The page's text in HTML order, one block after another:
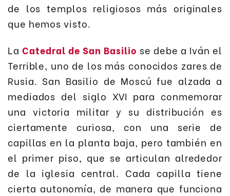
de los templos religiosos más originales
que hemos visto.
LaCatedral de San Basilio se debe a Iván el
Terrible, uno de los más conocidos zares de
Rusia. San Basilio de Moscú fue alzada a
mediados del siglo XVI para conmemorar
una victoria militar y su distribución es
ciertamente curiosa, con una serie de
capillas en la planta baja, pero también en
el primer piso, que se articulan alrededor
de la iglesia central. Cada capilla tiene
cierta autonomía, de manera que funciona